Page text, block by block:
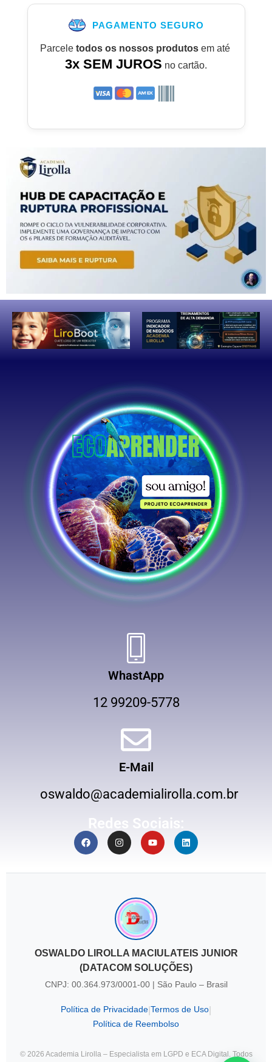
PAGAMENTO SEGURO
Parcele todos os nossos produtosem até
3x SEM JUROS no cartão.
WhastApp
12 99209-5778
E-Mail
oswaldo@academialirolla.com.br
Redes Sociais:
OSWALDO LIROLLA MACIULATEIS JUNIOR
(DATACOM SOLUÇÕES)
CNPJ: 00.364.973/0001-00 | São Paulo – Brasil
Política de Privacidade Termos de Uso
Política de Reembolso
© 2026 Academia Lirolla – Especialista em LGPD e ECA Digital. Todos